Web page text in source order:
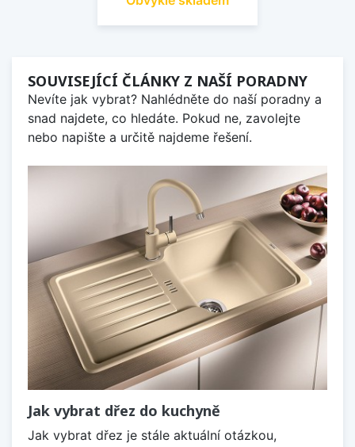
SOUVISEJÍCÍ ČLÁNKY Z NAŠÍ PORADNY
Nevíte jak vybrat? Nahlédněte do naší poradny a
snad najdete, co hledáte. Pokud ne, zavolejte
nebo napište a určitě najdeme řešení.
Jak vybrat dřez do kuchyně
Jak vybrat dřez je stále aktuální otázkou,